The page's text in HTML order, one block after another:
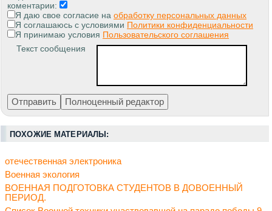
коментарии:
Я даю свое согласие на обработку персональных данных
Я соглашаюсь с условиями Политики конфиденциальности
Я принимаю условия Пользовательского соглашения
Текст сообщения
ПОХОЖИЕ МАТЕРИАЛЫ:
отечественная электроника
Военная экология
ВОЕННАЯ ПОДГОТОВКА СТУДЕНТОВ В ДОВОЕННЫЙ
ПЕРИОД.